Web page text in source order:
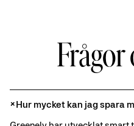
Frågor
Hur mycket kan jag spara